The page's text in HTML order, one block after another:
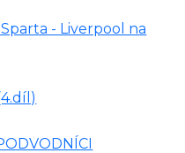
- Liverpool na